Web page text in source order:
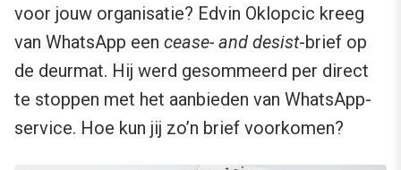
voor jouw organisatie? Edvin Oklopcic kreeg
van WhatsApp een cease- and desist-brief op
de deurmat. Hij werd gesommeerd per direct
te stoppen met het aanbieden van WhatsApp-
service. Hoe kun jij zo’n brief voorkomen?